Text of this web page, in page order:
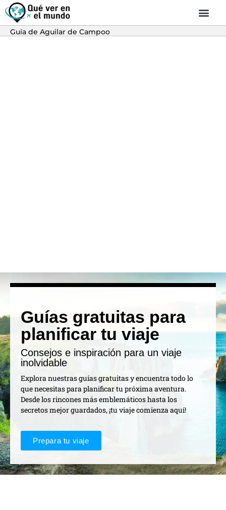
Guía de Aguilar de Campoo
Guías gratuitas para
planificar tu viaje
Consejos e inspiración para un viaje
inolvidable
Explora nuestras guías gratuitas y encuentra todo lo
que necesitas para planificar tu próxima aventura.
Desde los rincones más emblemáticos hasta los
secretos mejor guardados, ¡tu viaje comienza aquí!
Prepara tu viaje